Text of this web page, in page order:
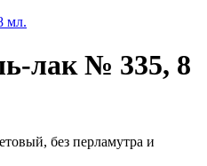
лак № 335, 8
без перламутра и